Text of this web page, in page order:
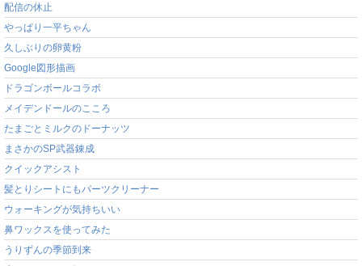
配信の休止
やっぱり一平ちゃん
久しぶりの卵黄粉
Google図形描画
ドラゴンボールコラボ
メイデンドールのこころ
たまごとミルクのドーナッツ
まさかのSP武器錬成
クイックアシスト
髪とりシートにもパーツクリーナー
ウォーキングが気持ちいい
鼻ワックスを使ってみた
うりずんの季節到来